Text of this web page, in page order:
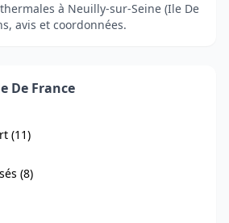
à Neuilly-sur-Seine (Ile De
avis et coordonnées.
De France
(11)
(8)